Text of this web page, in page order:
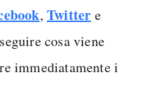
,Twitter e
cosa viene
immediatamente i